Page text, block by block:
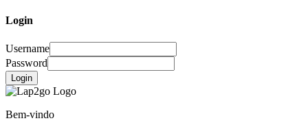
Login
Username
Password
Login
Bem-vindo